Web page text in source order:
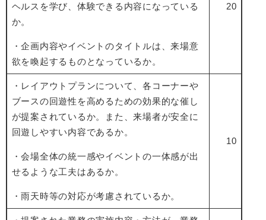
ヘルスを学び、体験できる内容になっている
か。
・企画内容やイベントのタイトルは、来場意
欲を喚起するものとなっているか。
20
・レイアウトプランについて、各コーナーや
ブースの回遊性を高めるための効果的な催し
が提案されているか。また、来場者が安全に
回遊しやすい内容であるか。
・会場全体の統一感やイベントの一体感が出
せるような工夫はあるか。
・雨天時等の対応が考慮されているか。
10